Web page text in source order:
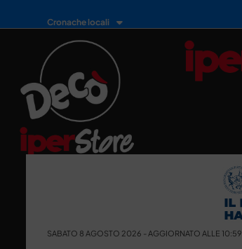
Cronache locali
SABATO 8 AGOSTO 2026 - AGGIORNATO ALLE 10:59